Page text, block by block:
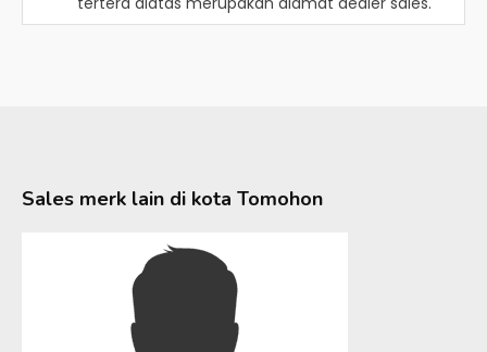
Sales merk lain di kota Tomohon